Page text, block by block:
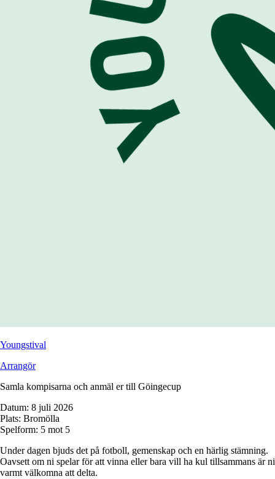
Youngstival
Arrangör
Samla kompisarna och anmäl er till Göingecup
Datum: 8 juli 2026
Plats: Bromölla
Spelform: 5 mot 5
Under dagen bjuds det på fotboll, gemenskap och en härlig stämning.
Oavsett om ni spelar för att vinna eller bara vill ha kul tillsammans är ni
varmt välkomna att delta.